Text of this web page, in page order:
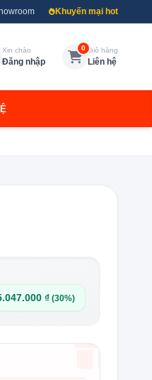
Khuyến mại hot
Xin chào
Đăng nhập
0 Giỏ hàng
Liên hệ
₫(30%)